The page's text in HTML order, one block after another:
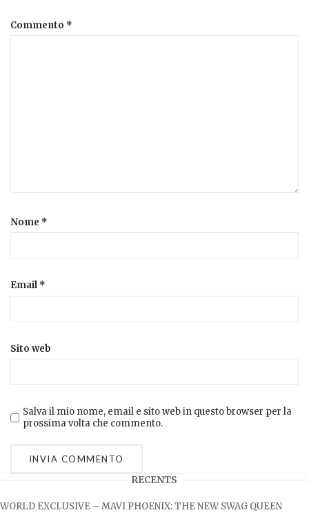
Commento *
Nome *
Email *
Sito web
Salva il mio nome, email e sito web in questo browser per la
prossima volta che commento.
RECENTS
WORLD EXCLUSIVE – MAVI PHOENIX: THE NEW SWAG QUEEN